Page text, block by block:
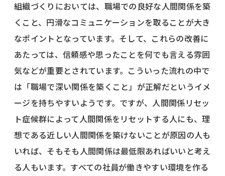
組織づくりにおいては、職場での良好な人間関係を築
くこと、円滑なコミュニケーションを取ることが大き
なポイントとなっています。そして、これらの改善に
あたっては、信頼感や思ったことを何でも言える雰囲
気などが重要とされています。こういった流れの中で
は「職場で深い関係を築くこと」が正解だというイメ
ージを持ちやすいようです。ですが、人間関係リセッ
ト症候群によって人間関係をリセットする人にも、理
想である近しい人間関係を築けないことが原因の人も
いれば、そもそも人間関係は最低限あればいいと考え
る人もいます。すべての社員が働きやすい環境を作る